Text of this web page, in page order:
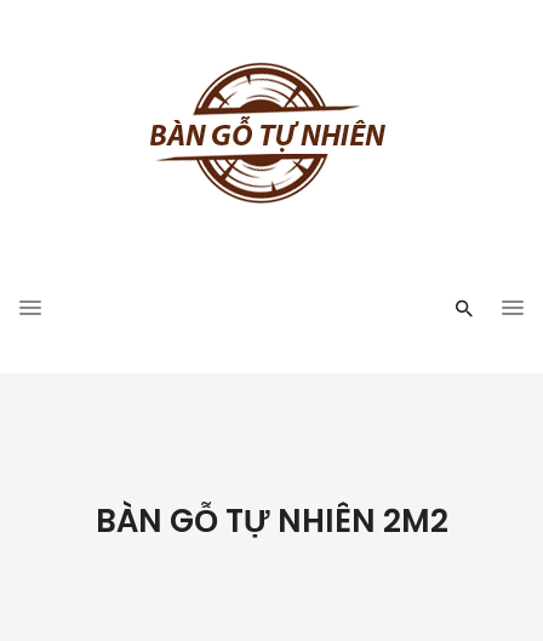
BÀN GỖ TỰ NHIÊN 2M2